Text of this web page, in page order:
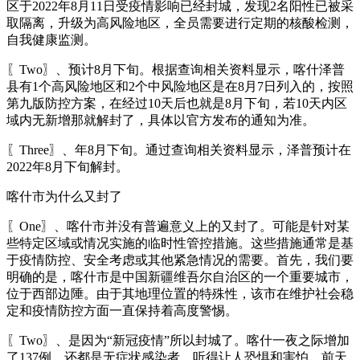
区于2022年8月11日受疫情影响已经封城，发现2名阳性已被采
取隔离，升级为高风险地区，全员需要进行定期的核酸检测，
自我健康监测。
〖Two〗、预计8月下旬。根据查询相关资料显示，喀什泽普
县有1个高风险地区和2个中风险地区是在8月7日列入的，按照
第九版防控方案，在经过10天后也就是8月下旬，若10天内区
域内无新增那就解封了，具体以官方发布的通知为准。
〖Three〗、年8月下旬。通过查询相关资料显示，泽普预计在
2022年8月下旬解封。
喀什市为什么又封了
〖One〗、喀什市并没有普遍意义上的又封了。可能是针对某
些特定区域或情况实施的临时性管控措施。这些措施通常是基
于疫情防控、安全考虑或其他紧急情况的需要。首先，我们要
明确的是，喀什市是中国新疆维吾尔自治区的一个重要城市，
位于西部边陲。由于其地理位置的特殊性，该市在维护社会稳
定和疫情防控方面一直保持着高度警惕。
〖Two〗、是因为“新冠疫情”所以封城了。喀什一夜之际增加
了137例，还都是无症状感染者，听得让人恐惧和害怕。前天